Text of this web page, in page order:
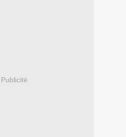
Publicité